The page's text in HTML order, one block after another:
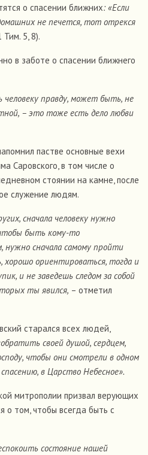
о спасении ближних: «Если
не печется, тот отрекся
Тим. 5, 8).
в заботе о спасении ближнего
человеку правду, может быть, не
– это тоже есть дело любви
пастве основные вехи
Саровского, в том числе о
стоянии на камне, после
служение людям.
сначала человеку нужно
быть кому-то
нужно сначала самому пройти
ориентироваться, тогда и
и не заведешь следом за собой
ты явился, – отметил
старался всех людей,
своей душой, сердцем,
чтобы они смотрели в одном
в Царство Небесное».
митрополии призвал верующих
о том, чтобы всегда быть с
состояние нашей